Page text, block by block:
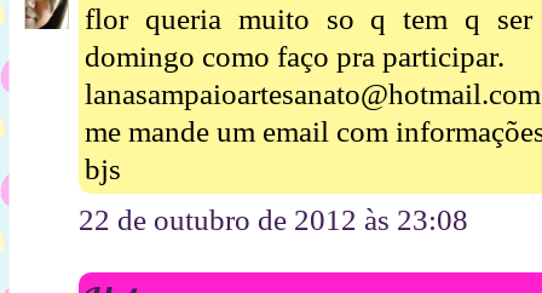
flor queria muito so q tem q
domingo como faço pra participar.
lanasampaioartesanato@hotmail.com
me mande um email com
bjs
22 de outubro de 2012 às 23:08